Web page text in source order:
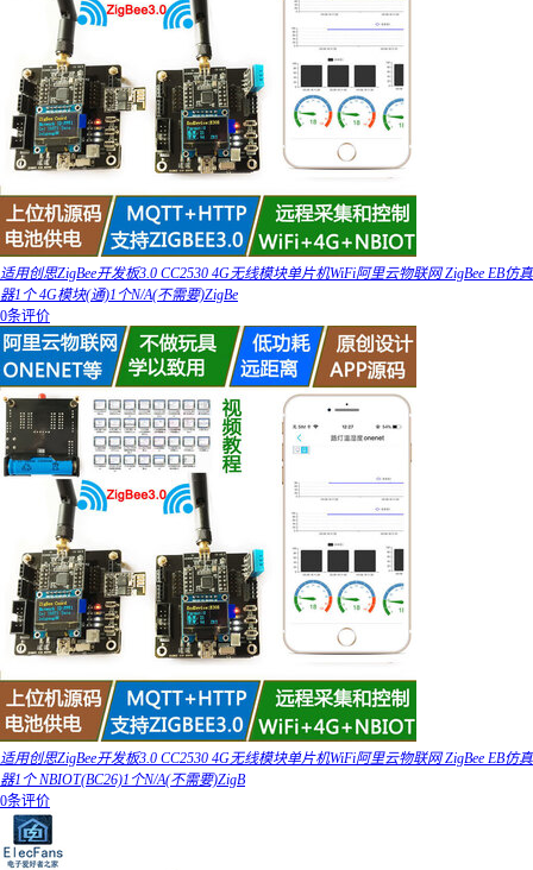
适用创思ZigBee开发板3.0 CC2530 4G无线模块单片机WiFi阿里云物联网 ZigBee EB仿真
器1个 4G模块(通)1个N/A(不需要)ZigBe
0条评价
适用创思ZigBee开发板3.0 CC2530 4G无线模块单片机WiFi阿里云物联网 ZigBee EB仿真
器1个 NBIOT(BC26)1个N/A(不需要)ZigB
0条评价